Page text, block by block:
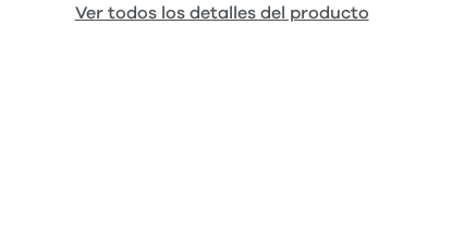
Ver todos los detalles del producto